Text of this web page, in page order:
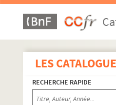
LES
RECHERCHE RAPIDE
H-IMAR-7-1-1 à H-
H-IMAR-7-1-1.
H-IMAR-7-2-2.
Fausta ou
H-IMAR-7-4-6.
H-IMAR-7-4-7.
H-IMAR-7-5-8.